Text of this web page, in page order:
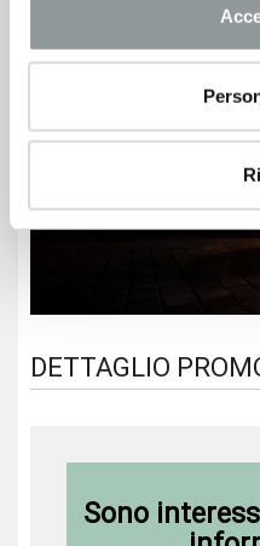
Con il display smart da
cavo in vista.
DETTAGLIO
Sono